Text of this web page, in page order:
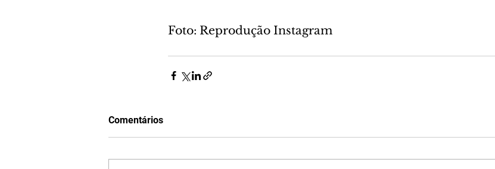
Foto: Reprodução Instagram
Comentários